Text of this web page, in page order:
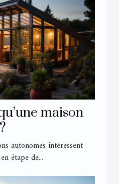
maison
autonomes intéressent
étape de...